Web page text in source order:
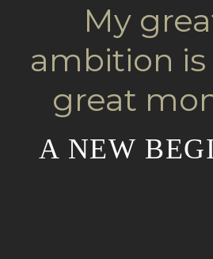
My
ambition is
great
A NEW